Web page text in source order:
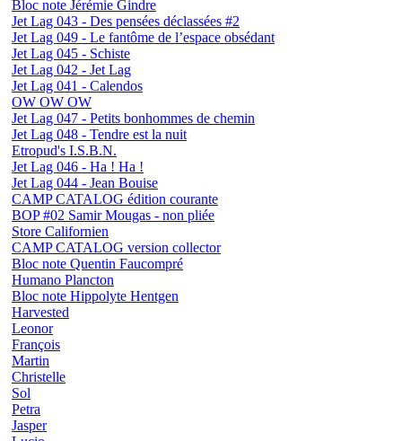
Bloc note Jérémie Gindre
Jet Lag 043 - Des pensées déclassées #2
Jet Lag 049 - Le fantôme de l’espace obsédant
Jet Lag 045 - Schiste
Jet Lag 042 - Jet Lag
Jet Lag 041 - Calendos
OW OW OW
Jet Lag 047 - Petits bonhommes de chemin
Jet Lag 048 - Tendre est la nuit
Etropud's I.S.B.N.
Jet Lag 046 - Ha ! Ha !
Jet Lag 044 - Jean Bouise
CAMP CATALOG édition courante
BOP #02 Samir Mougas - non pliée
Store Californien
CAMP CATALOG version collector
Bloc note Quentin Faucompré
Humano Plancton
Bloc note Hippolyte Hentgen
Harvested
Leonor
François
Martin
Christelle
Sol
Petra
Jasper